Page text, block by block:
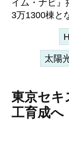
イム・ナビ
3万1300棟と
太陽
東京セキ
工育成へ